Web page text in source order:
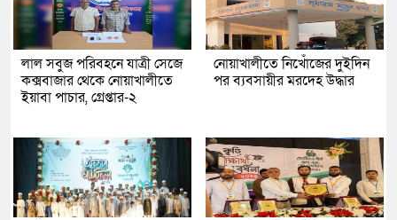
লাল সবুজ পরিবহনে যাত্রী সেজে
কক্সবাজার থেকে নোয়াখালীতে
ইয়াবা পাচার, গ্রেপ্তার-২
নোয়াখালীতে নিখোঁজের দুইদিন
পর ব্যবসায়ীর মরদেহ উদ্ধার